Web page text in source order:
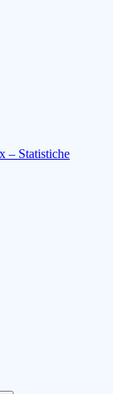
– Statistiche